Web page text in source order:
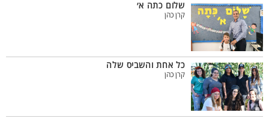
שלום כתה א׳
קרן כהן
כל אחת והשביס שלה
קרן כהן